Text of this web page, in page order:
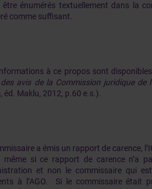
être énumérés textuellement dans la
comme suffisant.
à ce propos sont
avis de la Commission juridique de
éd. Maklu, 2012, p.60 e.s.).
a émis un rapport de carence,
même si ce rapport de carence n’a
et non le commissaire qui
à l’AGO. Si le commissaire était